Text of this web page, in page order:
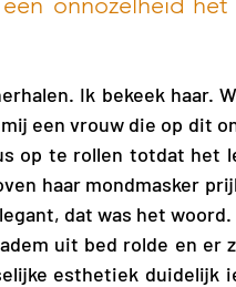
Ik bekeek haar.
een vrouw die op dit
op te rollen totdat het
haar mondmasker
dat was het
uit bed rolde en er
esthetiek